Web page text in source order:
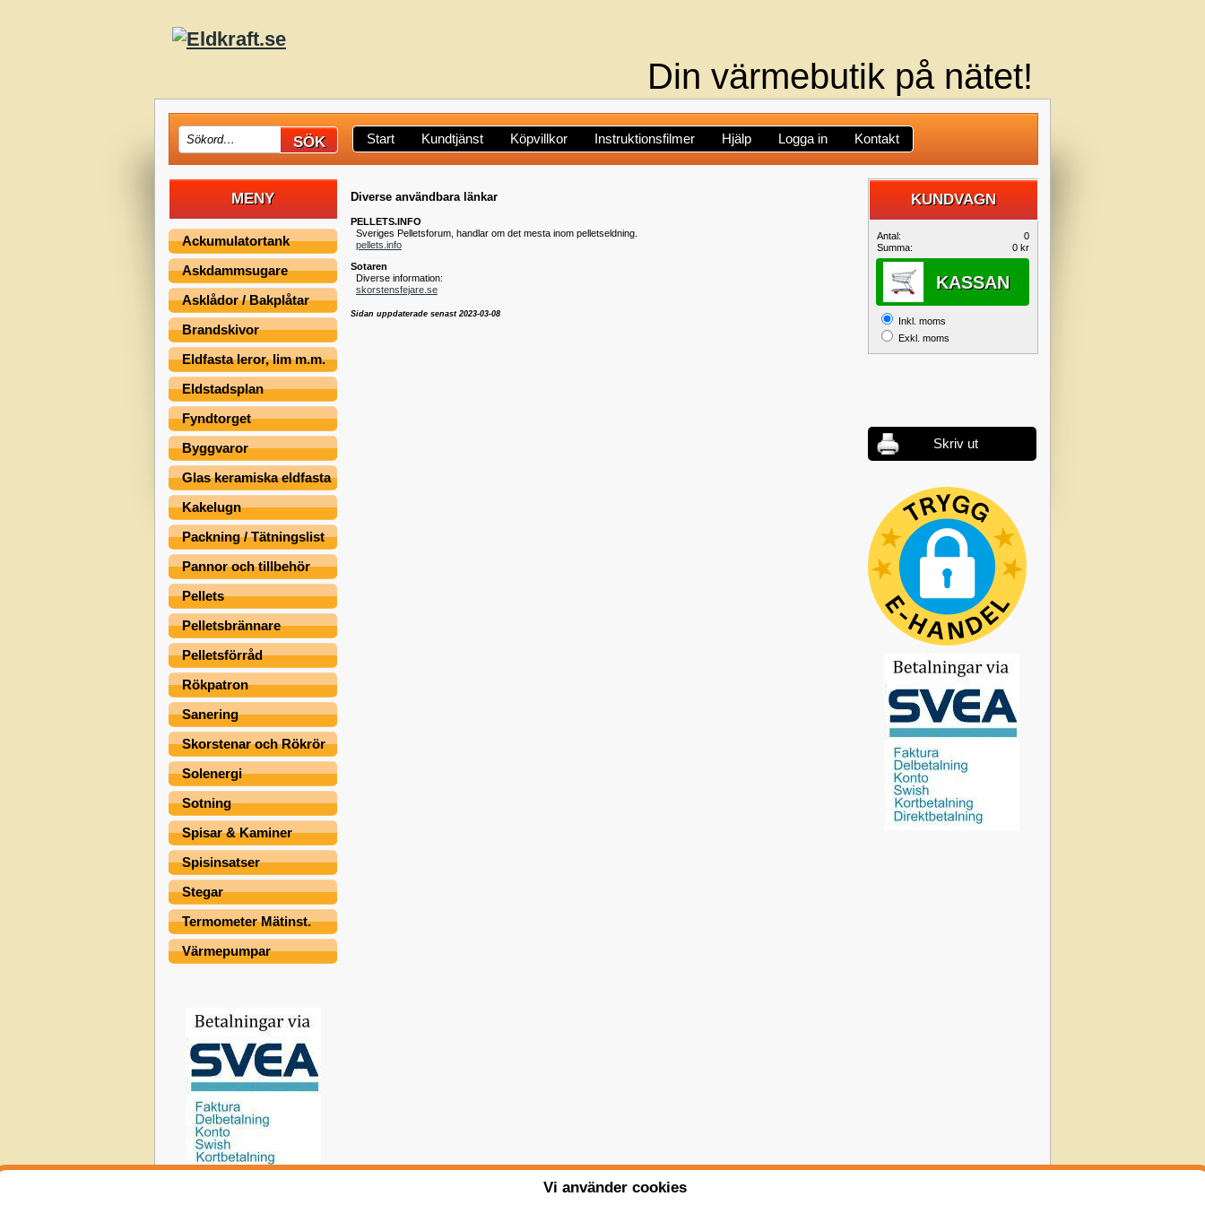
Din värmebutik på nätet!
Start Kundtjänst Köpvillkor Instruktionsfilmer Hjälp Logga in Kontakt
MENY
Ackumulatortank
Askdammsugare
Asklådor / Bakplåtar
Brandskivor
Eldfasta leror, lim m.m.
Eldstadsplan
Fyndtorget
Byggvaror
Glas keramiska eldfasta
Kakelugn
Packning / Tätningslist
Pannor och tillbehör
Pellets
Pelletsbrännare
Pelletsförråd
Rökpatron
Sanering
Skorstenar och Rökrör
Solenergi
Sotning
Spisar & Kaminer
Spisinsatser
Stegar
Termometer Mätinst.
Värmepumpar
KUNDVAGN
KUNDVAGN
Antal:
0
Summa:
0 kr
KASSAN
Inkl. moms
Exkl. moms
Skriv ut
Diverse användbara länkar
PELLETS.INFO
Sveriges Pelletsforum, handlar om det mesta inom pelletseldning.
pellets.info
Sotaren
Diverse information:
skorstensfejare.se
Sidan uppdaterade senast 2023-03-08
Vi använder cookies